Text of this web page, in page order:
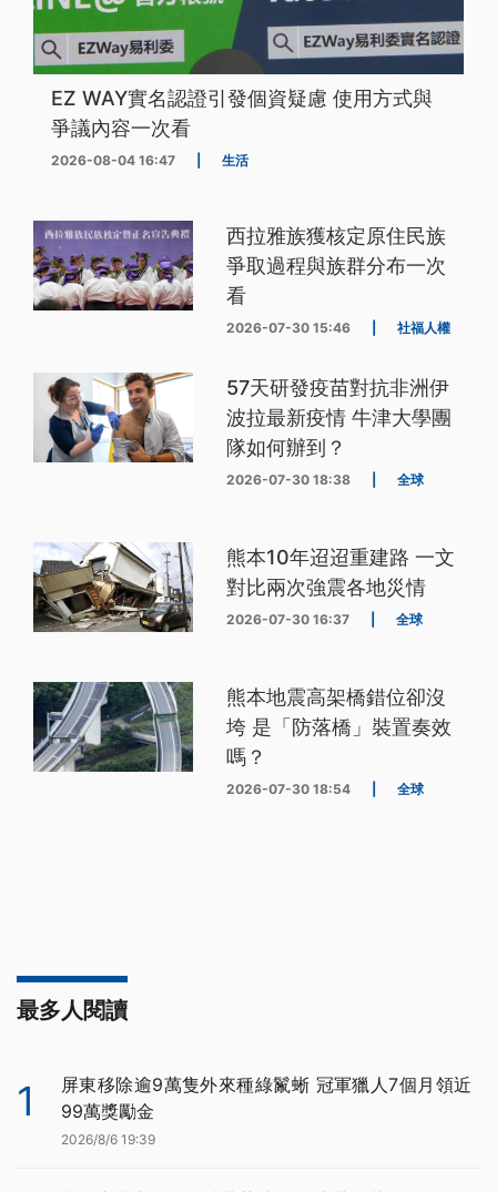
EZ WAY實名認證引發個資疑慮 使用方式與
爭議內容一次看
2026-08-04 16:47 生活
西拉雅族獲核定原住民族
爭取過程與族群分布一次
看
2026-07-30 15:46 社福人權
57天研發疫苗對抗非洲伊
波拉最新疫情 牛津大學團
隊如何辦到？
2026-07-30 18:38 全球
熊本10年迢迢重建路 一文
對比兩次強震各地災情
2026-07-30 16:37 全球
熊本地震高架橋錯位卻沒
垮 是「防落橋」裝置奏效
嗎？
2026-07-30 18:54 全球
最多人閱讀
1
屏東移除逾9萬隻外來種綠鬣蜥 冠軍獵人7個月領近
99萬獎勵金
2026/8/6 19:39